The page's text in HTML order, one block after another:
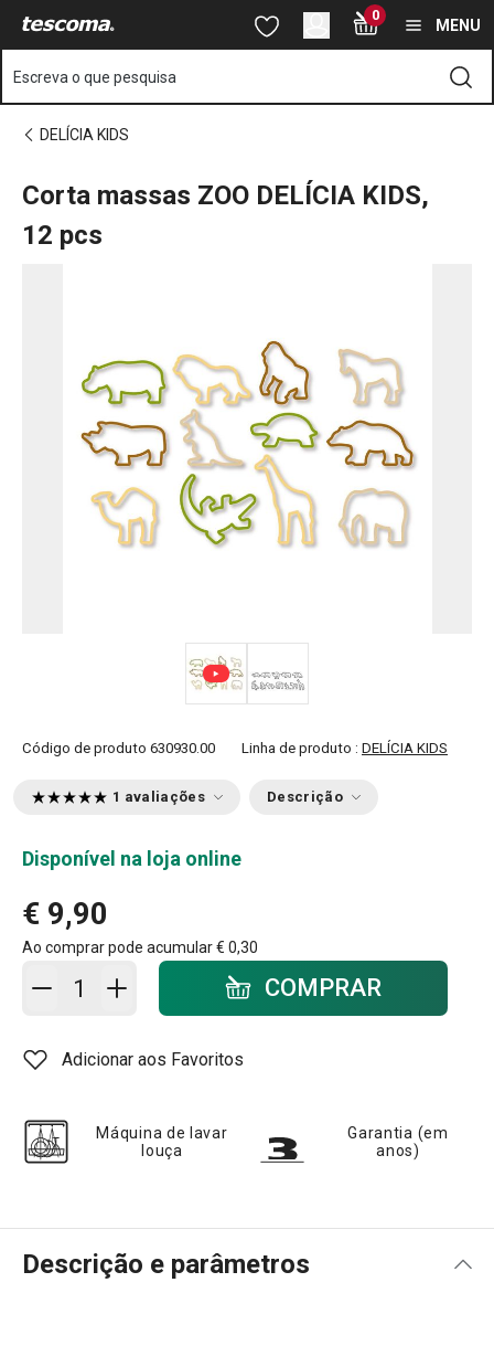
Está na página Corta massas ZOO DELÍCIA KIDS, 12 pcs
Saltar para o conteúdo principal
Saltar para a pesquisa
Saltar para a navegação 0
MENU
Escreva o que pesquisa
DELÍCIA KIDS
Corta massas ZOO DELÍCIA KIDS,
12 pcs
Código de produto 630930.00 Linha de produto : DELÍCIA KIDS
1 avaliações Descrição
Disponível na loja online
€ 9,90
Ao comprar pode acumular€ 0,30
Adicionar ao carrinho - quantidadeCOMPRAR
Adicionar aos Favoritos
Máquina de lavar
louça
Garantia (em
anos)
Descrição e parâmetros